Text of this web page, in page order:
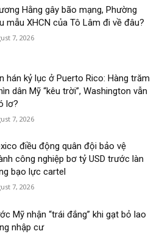
Hằng gây bão mạng, Phường
mẫu XHCN của Tô Lâm đi về đâu?
7, 2026
hán kỷ lục ở Puerto Rico: Hàng trăm
dân Mỹ “kêu trời”, Washington vẫn
lơ?
7, 2026
điều động quân đội bảo vệ
công nghiệp bơ tỷ USD trước làn
bạo lực cartel
7, 2026
Mỹ nhận “trái đắng” khi gạt bỏ lao
nhập cư